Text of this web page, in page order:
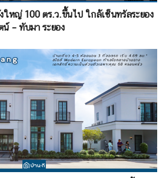
ใหญ่ 100 ตร.ว.ขึ้นไป ใกล้เซ็นทรัลระยอง
น์ – ทับมา ระยอง